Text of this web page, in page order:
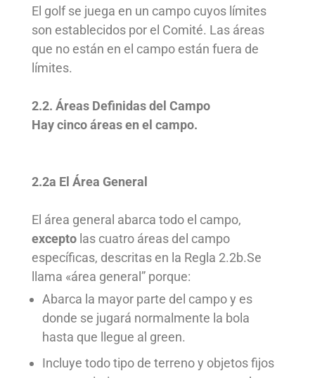
El golf se juega en un campo cuyos límites
son establecidos por el Comité. Las áreas
que no están en el campo están fuera de
límites.
2.2. Áreas Definidas del Campo
Hay cincoáreas en el campo.
2.2a El Área General
El área general abarca todo el campo,
excepto las cuatro áreas del campo
específicas, descritas en la Regla 2.2b.Se
llama «área general” porque:
Abarca la mayor parte del campoy es
donde se jugará normalmente la bola
hasta que llegue al green.
Incluye todo tipo de terreno y objetos fijos